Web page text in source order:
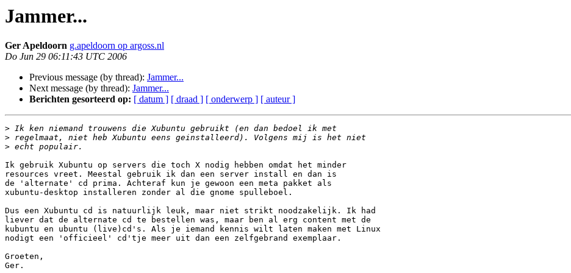
Jammer...
Ger Apeldoorn g.apeldoorn op argoss.nl
Do Jun 29 06:11:43 UTC 2006
Previous message (by thread): Jammer...
Next message (by thread): Jammer...
Berichten gesorteerd op: [ datum ] [ draad ] [ onderwerp ] [ auteur ]
>
>
>
Ik gebruik Xubuntu op servers die toch X nodig hebben omdat het minder
resources vreet. Meestal gebruik ik dan een server install en dan is
de 'alternate' cd prima. Achteraf kun je gewoon een meta pakket als
xubuntu-desktop installeren zonder al die gnome spulleboel.
Dus een Xubuntu cd is natuurlijk leuk, maar niet strikt noodzakelijk. Ik had
liever dat de alternate cd te bestellen was, maar ben al erg content met de
kubuntu en ubuntu (live)cd's. Als je iemand kennis wilt laten maken met Linux
nodigt een 'officieel' cd'tje meer uit dan een zelfgebrand exemplaar.
Groeten,
Ger.